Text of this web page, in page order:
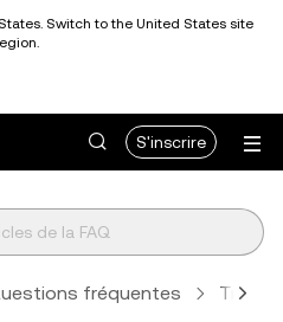
Switch to the United States site
S'inscrire
fréquentes